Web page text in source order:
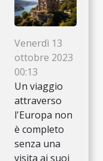
Venerdì 13
ottobre 2023
00:13
Un viaggio
attraverso
l'Europa non
è completo
senza una
visita ai suoi